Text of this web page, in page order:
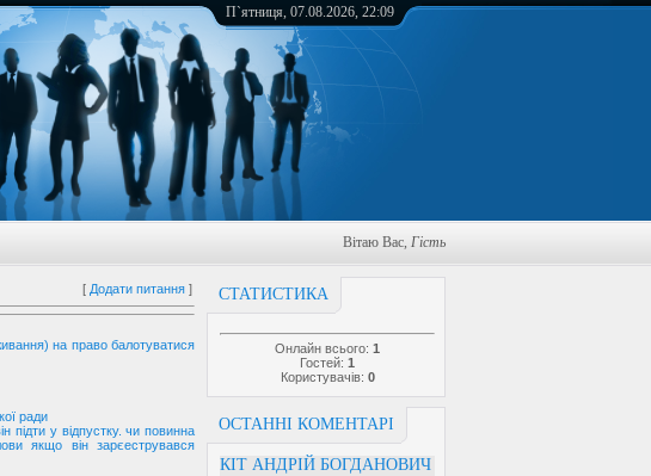
П`ятниця, 07.08.2026, 22:09
Вітаю Вас, Гість
СТАТИСТИКА
Онлайн всього: 1
Гостей: 1
Користувачів: 0
ОСТАННІ КОМЕНТАРІ
КІТ АНДРІЙ БОГДАНОВИЧ
[ Додати питання ]
на право балотуватися
ради
підти у відпустку. чи повинна
якщо він зарєеструвався